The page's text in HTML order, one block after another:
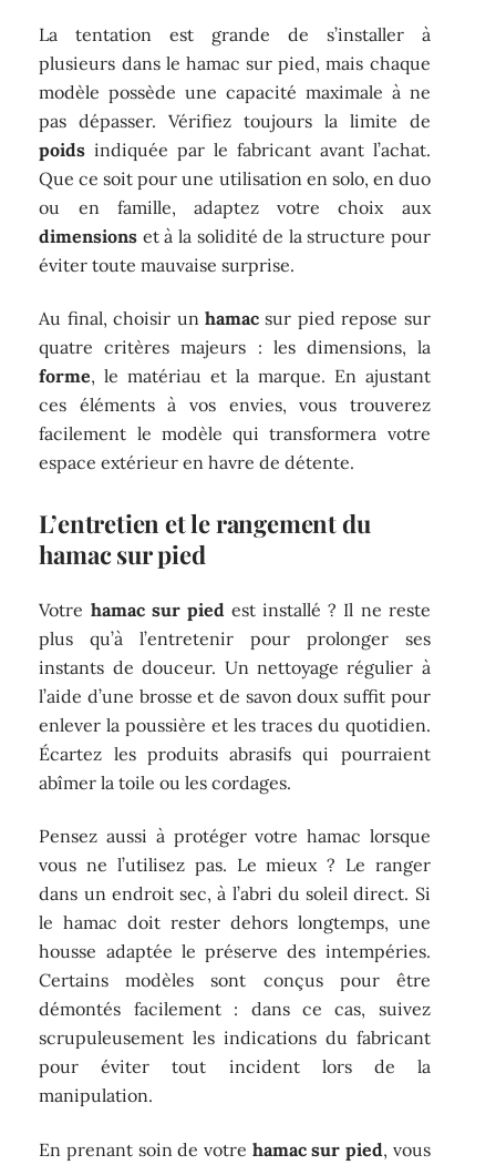
La tentation est grande de s’installer à
plusieurs dans le hamac sur pied, mais chaque
modèle possède une capacité maximale à ne
pas dépasser. Vérifiez toujours la limite de
poids indiquée par le fabricant avant l’achat.
Que ce soit pour une utilisation en solo, en duo
ou en famille, adaptez votre choix aux
dimensions et à la solidité de la structure pour
éviter toute mauvaise surprise.
Au final, choisir un hamac sur pied repose sur
quatre critères majeurs : les dimensions, la
forme, le matériau et la marque. En ajustant
ces éléments à vos envies, vous trouverez
facilement le modèle qui transformera votre
espace extérieur en havre de détente.
L’entretien et le rangement du
hamac sur pied
Votre hamac sur pied est installé ? Il ne reste
plus qu’à l’entretenir pour prolonger ses
instants de douceur. Un nettoyage régulier à
l’aide d’une brosse et de savon doux suffit pour
enlever la poussière et les traces du quotidien.
Écartez les produits abrasifs qui pourraient
abîmer la toile ou les cordages.
Pensez aussi à protéger votre hamac lorsque
vous ne l’utilisez pas. Le mieux ? Le ranger
dans un endroit sec, à l’abri du soleil direct. Si
le hamac doit rester dehors longtemps, une
housse adaptée le préserve des intempéries.
Certains modèles sont conçus pour être
démontés facilement : dans ce cas, suivez
scrupuleusement les indications du fabricant
pour éviter tout incident lors de la
manipulation.
En prenant soin de votre hamac sur pied, vous